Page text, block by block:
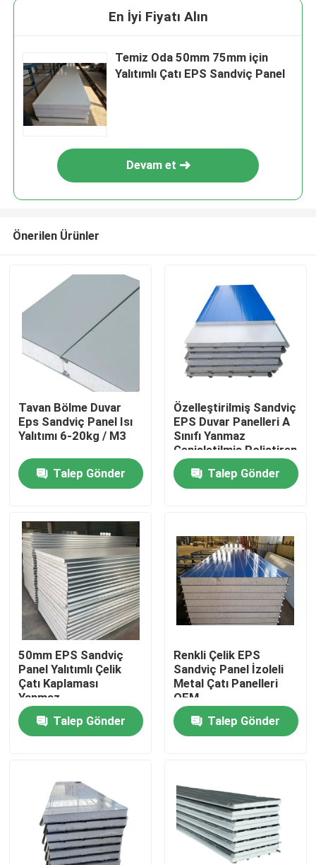
Kişiler
Ürünler
videolar
Isı Yalıtım Malzemeleri
Isı Yalıtım Cam Yünü
Taş Yünü Sandviç Panel
Poliüretan Sandviç panel
En İyi Fiyatı Alın
Temiz Oda 50mm 75mm için
Yalıtımlı Çatı EPS Sandviç Panel
Devam et
Önerilen Ürünler
Tavan Bölme Duvar
Eps Sandviç Panel Isı
Yalıtımı 6-20kg / M3
Talep Gönder
Özelleştirilmiş Sandviç
EPS Duvar Panelleri A
Sınıfı Yanmaz
Genişletilmiş Polistiren
Levha
Talep Gönder
50mm EPS Sandviç
Panel Yalıtımlı Çelik
Çatı Kaplaması
Yanmaz
Talep Gönder
Renkli Çelik EPS
Sandviç Panel İzoleli
Metal Çatı Panelleri
OEM
Talep Gönder